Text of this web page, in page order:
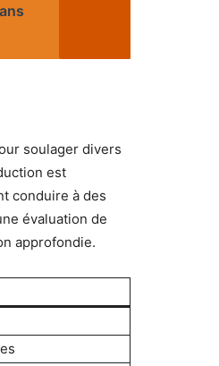
soulager divers
est
conduire à des
évaluation de
approfondie.